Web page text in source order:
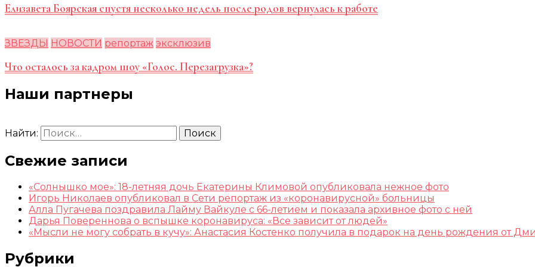
Елизавета Боярская спустя несколько недель после родов вернулась к работе
ЗВЕЗДЫ НОВОСТИ репортаж эксклюзив
Что осталось за кадром шоу «Голос. Перезагрузка»?
Наши партнеры
Найти:
Свежие записи
«Солнышко мое»: 18-летняя дочь Екатерины Климовой опубликовала нежное фото
Игорь Николаев опубликовал в Сети репортаж из «коронавирусной» больницы
Алла Пугачева поздравила Лайму Вайкуле с 66-летием и показала архивное фото с ней
Дарья Повереннова о вспышке коронавируса: «Все зависит от людей»
«Мысли не могу собрать в кучу»: Анастасия Костенко получила в подарок на день рождения от
Рубрики